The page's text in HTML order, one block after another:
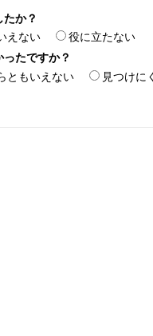
か？
えない
役に立たない
たですか？
ともいえない 見つけに